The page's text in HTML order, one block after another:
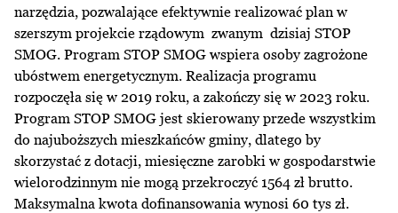
narzędzia, pozwalające efektywnie realizować plan w
szerszym projekcie rządowym zwanym dzisiaj STOP
SMOG. Program STOP SMOG wspiera osoby zagrożone
ubóstwem energetycznym. Realizacja programu
rozpoczęła się w 2019 roku, a zakończy się w 2023 roku.
Program STOP SMOG jest skierowany przede wszystkim
do najuboższych mieszkańców gminy, dlatego by
skorzystać z dotacji, miesięczne zarobki w gospodarstwie
wielorodzinnym nie mogą przekroczyć 1564 zł brutto.
Maksymalna kwota dofinansowania wynosi 60 tys zł.